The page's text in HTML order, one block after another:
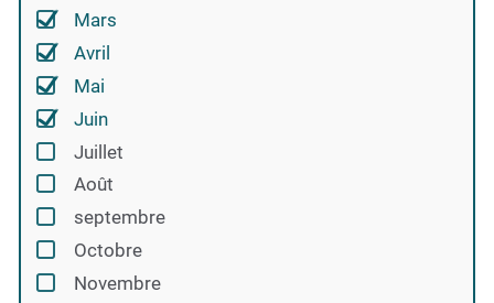
Mars
Avril
Mai
Juin
Juillet
Août
septembre
Octobre
Novembre